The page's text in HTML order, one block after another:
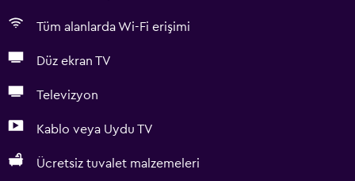
Tüm alanlarda Wi-Fi erişimi
Düz ekran TV
Televizyon
Kablo veya Uydu TV
Ücretsiz tuvalet malzemeleri